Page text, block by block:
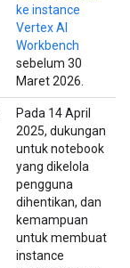
ke instance
Vertex AI
Workbench
sebelum 30
Maret 2026.
Pada 14 April
2025, dukungan
untuk notebook
yang dikelola
pengguna
dihentikan, dan
kemampuan
untuk membuat
instance